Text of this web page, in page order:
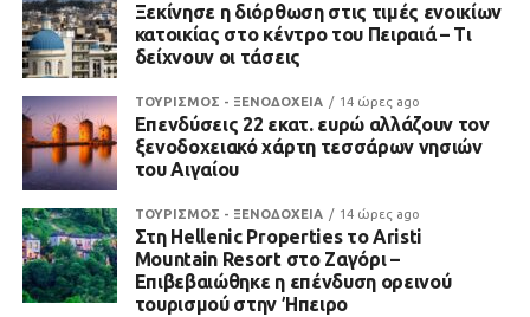
Ξεκίνησε η διόρθωση στις τιμές ενοικίων
κατοικίας στο κέντρο του Πειραιά – Τι
δείχνουν οι τάσεις
ΤΟΥΡΙΣΜΟΣ - ΞΕΝΟΔΟΧΕΙΑ 14 ώρες ago
Επενδύσεις 22 εκατ. ευρώ αλλάζουν τον
ξενοδοχειακό χάρτη τεσσάρων νησιών
του Αιγαίου
ΤΟΥΡΙΣΜΟΣ - ΞΕΝΟΔΟΧΕΙΑ 14 ώρες ago
Στη Hellenic Properties το Aristi
Mountain Resort στο Ζαγόρι –
Επιβεβαιώθηκε η επένδυση ορεινού
τουρισμού στην Ήπειρο